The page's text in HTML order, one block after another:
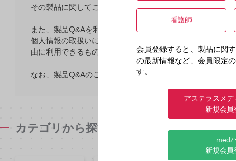
その製品に関してご不明な点がございましたら、弊社メデ
また、製品Q&Aを利用することを通じて、先生が当社に
個人情報の取扱いについて規定しておりますのでご参照く
由に利用できるものとします。
なお、製品Q&Aのご利用にあたっては、上記の注意事項
カテゴリから探す
看護師
会員登録すると、製品に関
の最新情報など、会員限定
す。
アステラスメデ
新規会員
med
新規会員